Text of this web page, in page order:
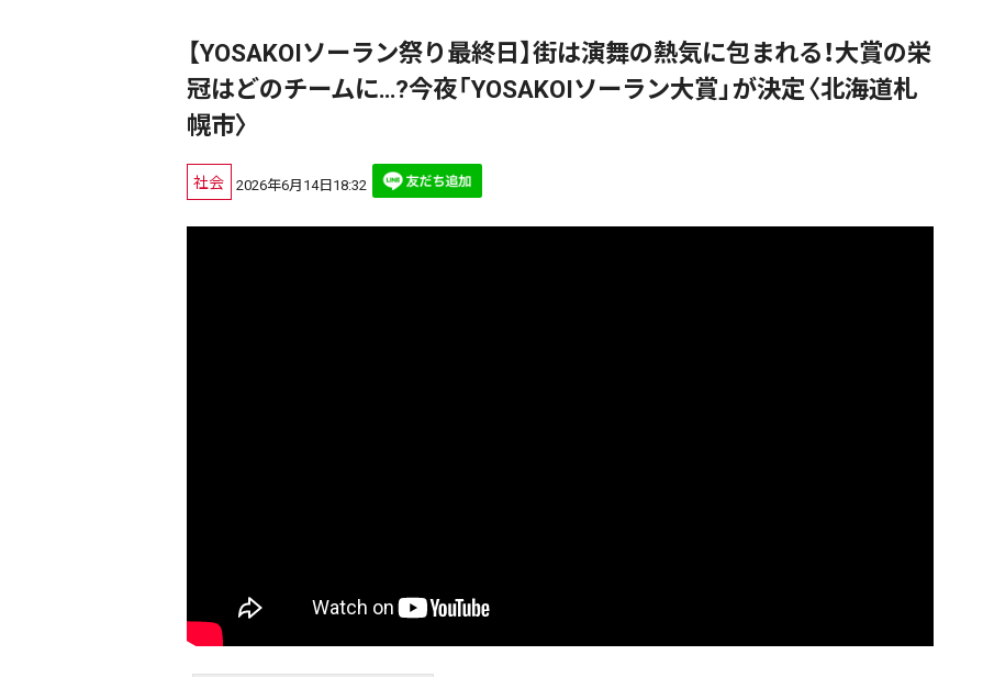
【YOSAKOIソーラン祭り最終日】街は演舞の熱気に包まれる！大賞の栄
冠はどのチームに…?今夜「YOSAKOIソーラン大賞」が決定〈北海道札
幌市〉
社会 2026年6月14日18:32